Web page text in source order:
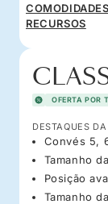
RECURSOS
OFERTA POR
DESTAQUES
Convés 5,
Tamanho
Posição
Tamanho